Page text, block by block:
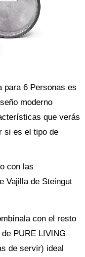
para 6 Personas es
moderno
que verás
si es el tipo de
con las
Vajilla de Steingut
con el resto
PURE LIVING
de servir) ideal